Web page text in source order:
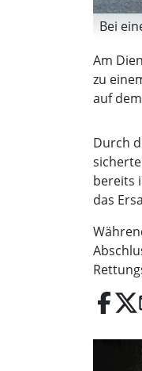
Bei
Am
zu
auf
Durch
bereits
das